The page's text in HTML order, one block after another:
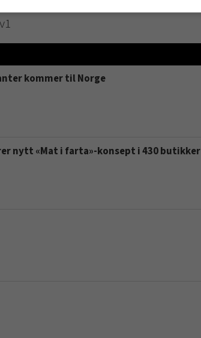
kommer til Norge
nytt «Mat i farta»-konsept i 430 butikker